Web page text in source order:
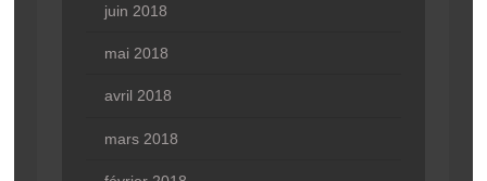
juin 2018
mai 2018
avril 2018
mars 2018